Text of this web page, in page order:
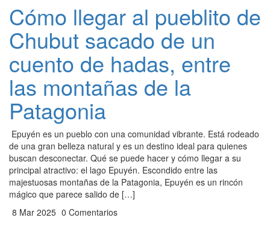
Cómo llegar al pueblito de
Chubut sacado de un
cuento de hadas, entre
las montañas de la
Patagonia
Epuyén es un pueblo con una comunidad vibrante. Está rodeado
de una gran belleza natural y es un destino ideal para quienes
buscan desconectar. Qué se puede hacer y cómo llegar a su
principal atractivo: el lago Epuyén. Escondido entre las
majestuosas montañas de la Patagonia, Epuyén es un rincón
mágico que parece salido de […]
8 Mar 2025 0 Comentarios